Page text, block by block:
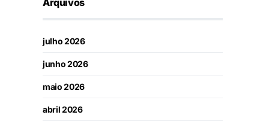
Arquivos
julho 2026
junho 2026
maio 2026
abril 2026